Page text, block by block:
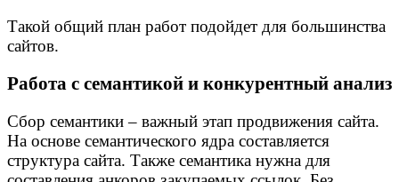
Такой общий план работ подойдет для большинства
сайтов.
Работа с семантикой и конкурентный анализ
Сбор семантики – важный этап продвижения сайта.
На основе семантического ядра составляется
структура сайта. Также семантика нужна для